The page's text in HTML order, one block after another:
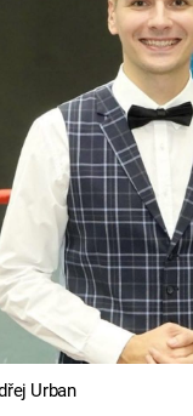
Urban